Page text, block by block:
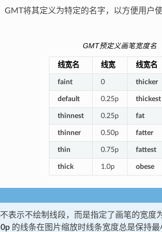
GMT将其定义为特定的名字，以方便用户
GMT预定义画笔宽度名
线宽名 线宽 线宽名
faint 0 thicker
default 0.25p thickest
thinnest 0.25p fat
thinner 0.50p fatter
thin 0.75p fattest
thick 1.0p obese
表示不绘制线段，而是指定了画笔的宽度
0p的线条在图片缩放时线条宽度总是保持最